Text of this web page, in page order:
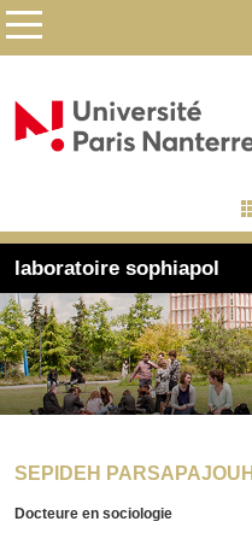
laboratoire sophiapol
SEPIDEH PARSAPAJOUH
Docteure en sociologie